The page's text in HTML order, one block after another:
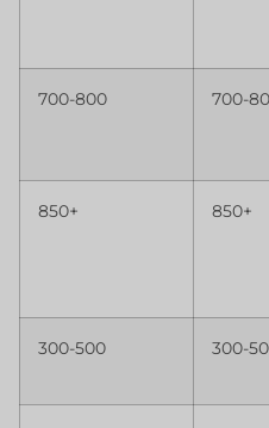
700-800 700-
850+ 850+
300-500 300-